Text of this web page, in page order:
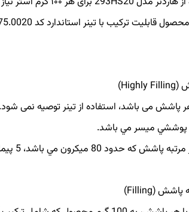
ضخامت که معادل ۸۰ میکرون در هر پاشش می باشد، استفاده از تینر